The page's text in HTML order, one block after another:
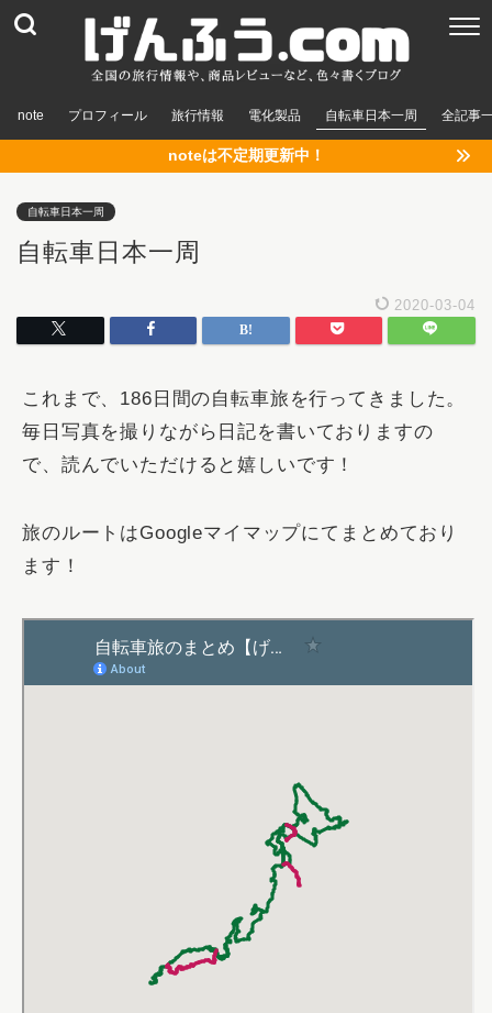
note プロフィール 旅行情報 電化製品 自転車日本一周 全記事
noteは不定期更新中！
自転車日本一周
自転車日本一周
2020-03-04
これまで、186日間の自転車旅を行ってきました。
毎日写真を撮りながら日記を書いておりますの
で、読んでいただけると嬉しいです！
旅のルートはGoogleマイマップにてまとめており
ます！